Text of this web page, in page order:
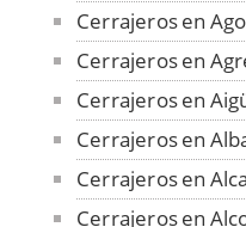
Cerrajeros en
Cerrajeros en
Cerrajeros en
Cerrajeros en
Cerrajeros en
Cerrajeros en